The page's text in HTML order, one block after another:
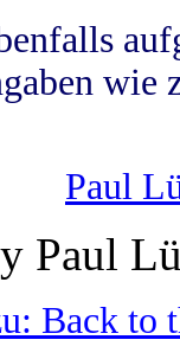
wie
Paul
Paul
Back to